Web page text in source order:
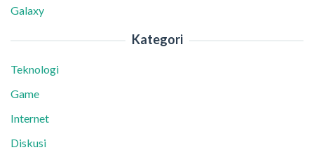
Galaxy
Kategori
Teknologi
Game
Internet
Diskusi